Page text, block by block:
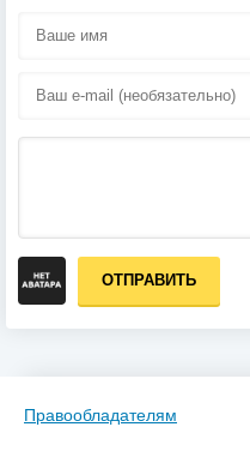
ОТПРАВИТЬ
Правообладателям